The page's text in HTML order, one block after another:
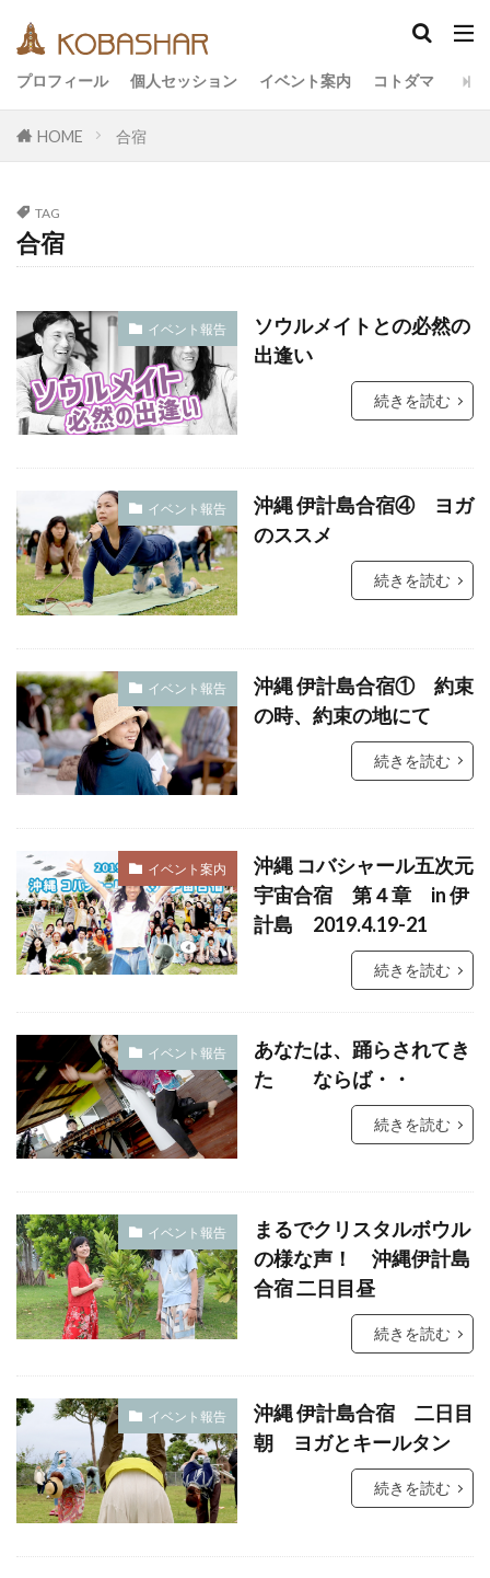
プロフィール 個人セッション イベント案内 コトダマ
HOME 合宿
TAG
合宿
イベント報告
ソウルメイトとの必然の
出逢い
続きを読む
イベント報告
沖縄 伊計島合宿④ ヨガ
のススメ
続きを読む
イベント報告
沖縄 伊計島合宿① 約束
の時、約束の地にて
続きを読む
イベント案内
沖縄 コバシャール五次元
宇宙合宿 第４章 in 伊
計島 2019.4.19-21
続きを読む
イベント報告
あなたは、踊らされてき
た ならば・・
続きを読む
イベント報告
まるでクリスタルボウル
の様な声！ 沖縄伊計島
合宿 二日目昼
続きを読む
イベント報告
沖縄 伊計島合宿 二日目
朝 ヨガとキールタン
続きを読む
カテゴリー
エコ
オフグリッド
キールタン
メッセージ
ヨガ
リトリート
ワンネス
ヴィーガン
友人
合宿 名古屋
子供
祓い
覚醒の学校
鎮魂
非二元